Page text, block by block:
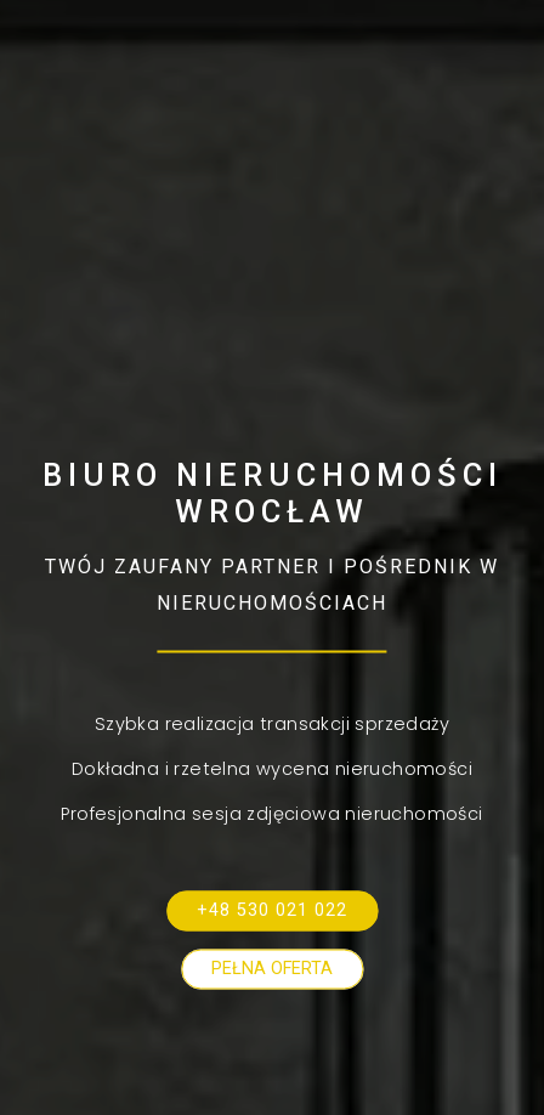
BIURO NIERUCHOMOŚCI
WROCŁAW
TWÓJ ZAUFANY PARTNER I POŚREDNIK W
NIERUCHOMOŚCIACH
Szybka realizacja transakcji sprzedaży
Dokładna i rzetelna wycena nieruchomości
Profesjonalna sesja zdjęciowa nieruchomości
+48 530 021 022
PEŁNA OFERTA